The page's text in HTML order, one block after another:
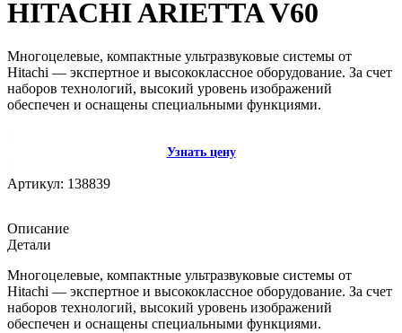
HITACHI ARIETTA V60
Многоцелевые, компактные ультразвуковые системы от
Hitachi — экспертное и высококлассное оборудование. За счет
наборов технологий, высокий уровень изображений
обеспечен и оснащены специальными функциями.
Узнать цену
Артикул: 138839
Описание
Детали
Многоцелевые, компактные ультразвуковые системы от
Hitachi — экспертное и высококлассное оборудование. За счет
наборов технологий, высокий уровень изображений
обеспечен и оснащены специальными функциями.